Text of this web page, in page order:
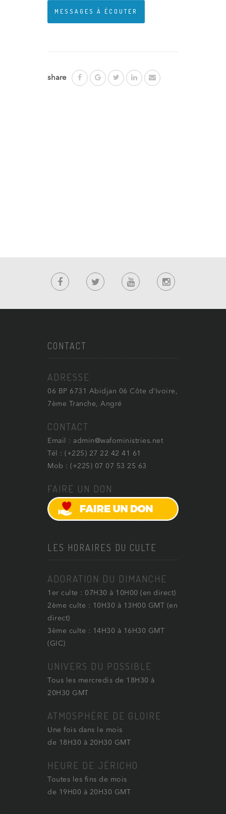
MESSAGES À ÉCOUTER
share
CONTACT
ADRESSE
06 BP 6731 Abidjan 06 Côte d’Ivoire,
7ème Tranche, Angré
CONTACT
Email : admin@wafoministries.net
Tél : (+225) 27 22 42 41 61
Mob : (+225) 07 07 53 25 63
FAIRE UN DON
LES HORAIRES DU CULTE
ADORATION DU DIMANCHE
1er culte : 07H30 à 10H00 (en direct)
2ème culte : 10H30 à 13H00 GMT (en
direct)
3ème culte : 14H30 à 16H30 GMT
(GIC)
UNIVERS DU POSSIBLE
Tous les mercredis de 18H30 à
20H30 GMT
ATMOSPHÈRE DE GLOIRE
Une fois dans le mois
de 18H30 à 20H30 GMT
HEURE DE JÉRICHO
Toutes les fins de mois
de 19H00 à 20H30 GMT